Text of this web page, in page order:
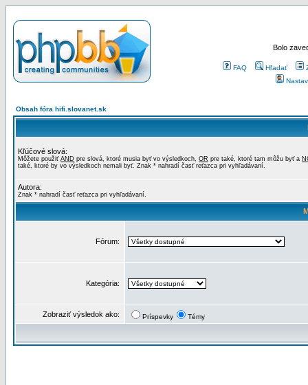
Bolo
FAQ Hľadať
Obsah fóra hifi.slovanet.sk
Kľúčové slová:
Môžete použiť AND pre slová, ktoré musia byť vo výsledkoch, OR pre také, ktoré tam môžu byť a
také, ktoré by vo výsledkoch nemali byť. Znak * nahradí časť reťazca pri vyhľadávaní.
Autora:
Znak * nahradí časť reťazca pri vyhľadávaní.
Fórum:
Kategória:
Zobraziť výsledok ako: Príspevky Témy